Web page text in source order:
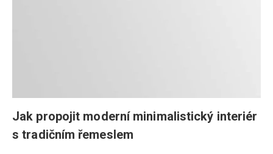
Jak propojit moderní minimalistický interiér
s tradičním řemeslem